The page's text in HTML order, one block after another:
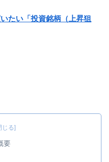
たい「投資銘柄（上昇狙
要